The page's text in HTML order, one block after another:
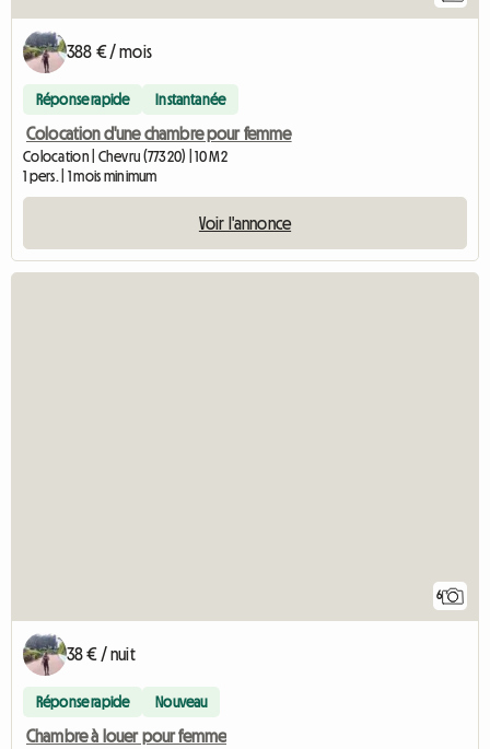
388 € / mois
Réponse rapide Instantanée
Colocation d'une chambre pour femme
Colocation | Chevru (77320) | 10 M2
1 pers. | 1 mois minimum
Voir l'annonce
6
38 € / nuit
Réponse rapide Nouveau
Chambre à louer pour femme